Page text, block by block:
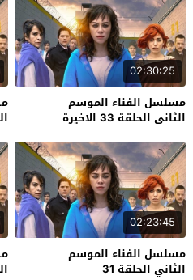
02:30:25
مسلسل الفناء الموسم
الثاني الحلقة 33 الاخيرة
02:23:45
مسلسل الفناء الموسم
الثاني الحلقة 31